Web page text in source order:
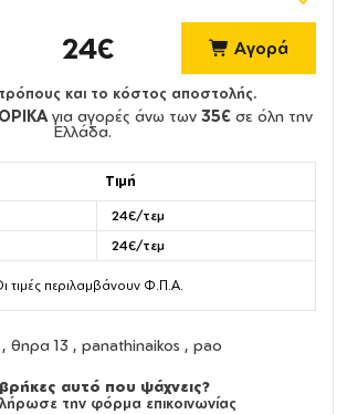
24€ Αγορά
και το κόστος αποστολής.
για αγορές άνω των35€ σε όλη την
Ελλάδα.
Τιμή
24€/τεμ
24€/τεμ
τιμές περιλαμβάνουν Φ.Π.Α.
θηρα 13 , panathinaikos , pao
αυτό που ψάχνεις?
την φόρμα επικοινωνίας